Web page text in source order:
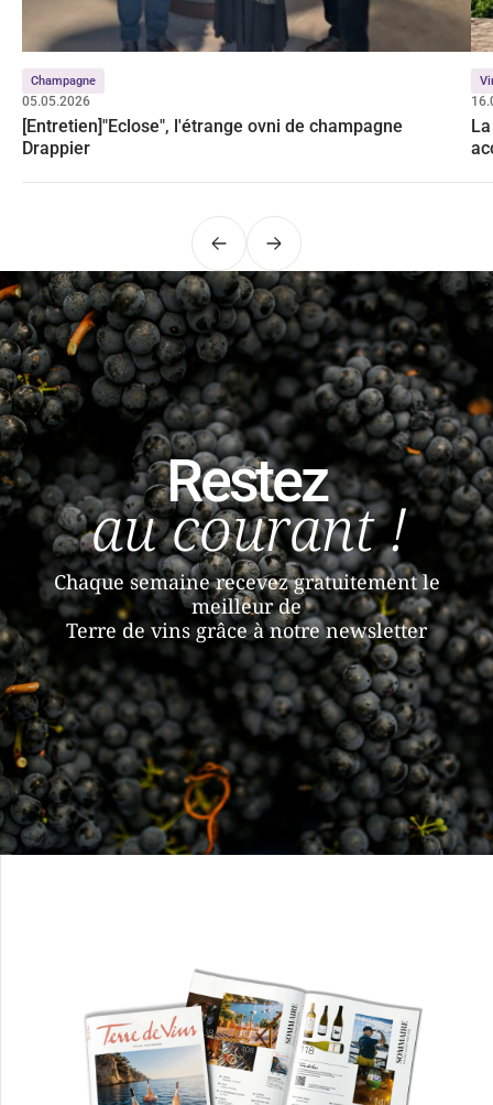
Champagne
05.05.2026
[Entretien]"Eclose", l'étrange ovni de champagne
Drappier
PrécédentSuivant
Restez
au courant !
Chaque semaine recevez gratuitement le
meilleur de
Terre de vins grâce à notre newsletter